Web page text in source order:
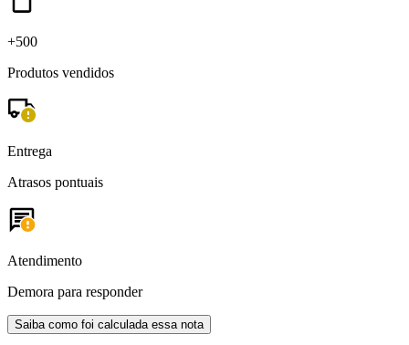
+500
Produtos vendidos
Entrega
Atrasos pontuais
Atendimento
Demora para responder
Saiba como foi calculada essa nota